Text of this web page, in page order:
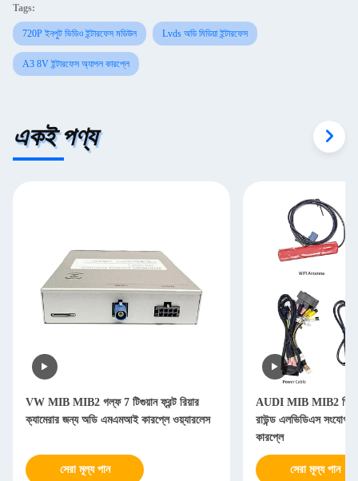
Tags:
720P ইনপুট ভিডিও ইন্টারফেস মডিউল Lvds অডি মিডিয়া ইন্টারফেস
A3 8V ইন্টারফেস অ্যাপল কারপ্লে
একই পণ্য
VW MIB MIB2 গল্ফ 7 টিগুয়ান ফ্রন্ট রিয়ার
ক্যামেরার জন্য অডি এমএমআই কারপ্লে ওয়্যারলেস
সেরা মূল্য পান
AUDI MIB MIB2
রাউন্ড এলভিডিএস
কারপ্লে
সেরা মূল্য পান